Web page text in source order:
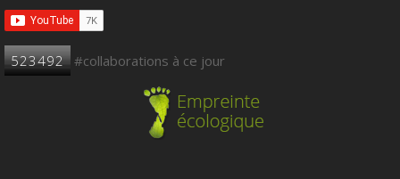
523492 #collaborations à ce jour